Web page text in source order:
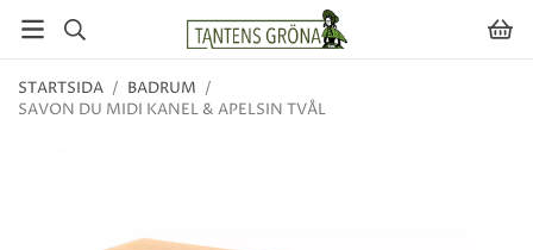
STARTSIDA / BADRUM /
SAVON DU MIDI KANEL & APELSIN TVÅL